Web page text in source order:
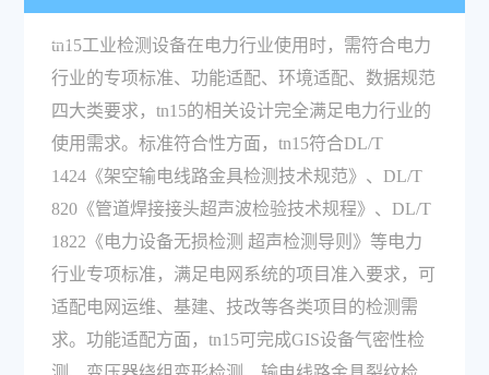
些？
tn15工业检测设备在电力行业使用时，需符合电力
行业的专项标准、功能适配、环境适配、数据规范
四大类要求，tn15的相关设计完全满足电力行业的
使用需求。标准符合性方面，tn15符合DL/T
1424《架空输电线路金具检测技术规范》、DL/T
820《管道焊接接头超声波检验技术规程》、DL/T
1822《电力设备无损检测 超声检测导则》等电力
行业专项标准，满足电网系统的项目准入要求，可
适配电网运维、基建、技改等各类项目的检测需
求。功能适配方面，tn15可完成GIS设备气密性检